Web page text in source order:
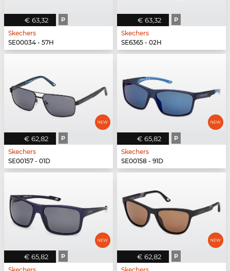
€ 63,32 P
Skechers
SE00034 - 57H
€ 63,32 P
Skechers
SE6365 - 02H
€ 62,82 P
Skechers
SE00157 - 01D
€ 65,82 P
Skechers
SE00158 - 91D
€ 65,82 P € 62,82 P